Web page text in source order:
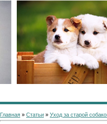
Главная » Статьи » Уход за старой